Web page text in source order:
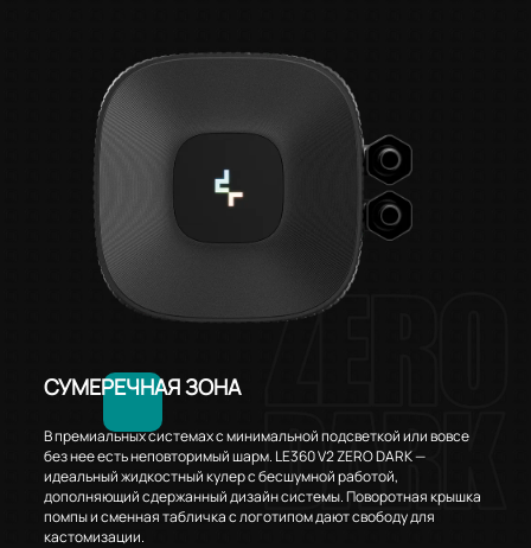
СУМЕРЕЧНАЯ ЗОНА
В премиальных системах с минимальной подсветкой или вовсе
без нее есть неповторимый шарм. LE360 V2 ZERO DARK —
идеальный жидкостный кулер с бесшумной работой,
дополняющий сдержанный дизайн системы. Поворотная крышка
помпы и сменная табличка с логотипом дают свободу для
кастомизации.